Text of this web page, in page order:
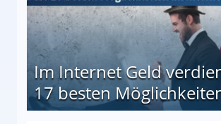
Im Internet Geld
17 besten